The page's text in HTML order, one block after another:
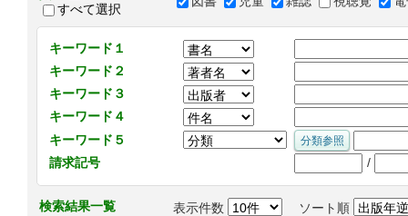
すべて選択
キーワード１
キーワード２
キーワード３
キーワード４
キーワード５
請求記号
/
検索結果一覧 表示件数 ソート順